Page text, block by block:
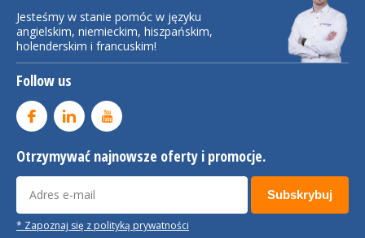
Jesteśmy w stanie pomóc w języku
angielskim, niemieckim, hiszpańskim,
holenderskim i francuskim!
Follow us
Otrzymywać najnowsze oferty i promocje.
Subskrybuj
* Zapoznaj się z polityką prywatności